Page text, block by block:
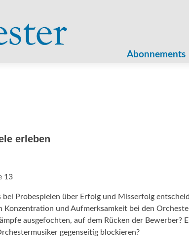
Abonnements
erleben
13
Probespielen über Erfolg und Misserfolg
Konzentration und Aufmerksamkeit bei den
ausgefochten, auf dem Rücken der Bewerber?
gegenseitig blockieren?